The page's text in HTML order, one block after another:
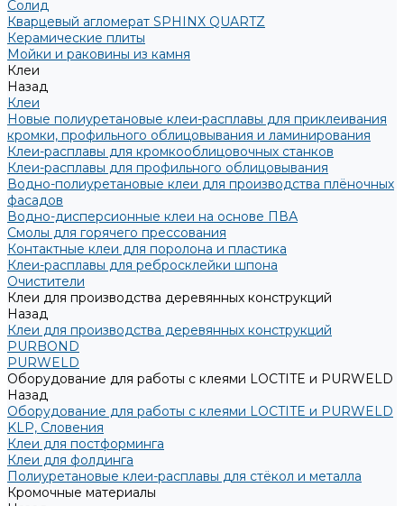
Солид
Кварцевый агломерат SPHINX QUARTZ
Керамические плиты
Мойки и раковины из камня
Клеи
Назад
Клеи
Новые полиуретановые клеи-расплавы для приклеивания
кромки, профильного облицовывания и ламинирования
Клеи-расплавы для кромкооблицовочных станков
Клеи-расплавы для профильного облицовывания
Водно-полиуретановые клеи для производства плёночных
фасадов
Водно-дисперсионные клеи на основе ПВА
Смолы для горячего прессования
Контактные клеи для поролона и пластика
Клеи-расплавы для ребросклейки шпона
Очистители
Клеи для производства деревянных конструкций
Назад
Клеи для производства деревянных конструкций
PURBOND
PURWELD
Оборудование для работы с клеями LOCTITE и PURWELD
Назад
Оборудование для работы с клеями LOCTITE и PURWELD
KLP, Словения
Клеи для постформинга
Клеи для фолдинга
Полиуретановые клеи-расплавы для стёкол и металла
Кромочные материалы